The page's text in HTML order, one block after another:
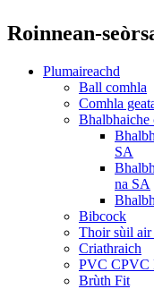
Roinnean-
Plumaireachd
Ball comhla
Comhla
Bhalbhaiche
SA
na SA
Bibcock
Thoir sùil air
Criathraich
PVC CPVC
Brùth Fit